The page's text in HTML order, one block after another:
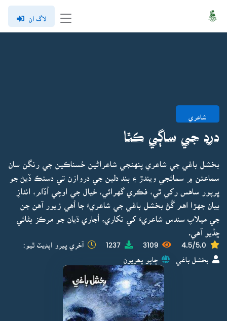
لاگ ان
شاعري
درد جي ساڳي ڪٿا
بخشل باغي جي شاعري پنهنجي شاعراڻين حُسناڪين جي رنگن سان
سماعتن ۾ سمائجي ويندڙ ۽ بند دلين جي دروازن تي دستڪ ڏيڻ جو
ڀرپور ساهس رکي ٿي، فڪري گهرائي، خيال جي اوچي اُڏام، اندازِ
بيان جهڙا اهم گُڻ بخشل باغي جي شاعريءَ جا اُهي زيور آهن جن
جي ميلاپ سندس شاعريءَ کي نکاري، اُجاري ڌيان جو مرڪز بڻائي
ڇڏيو آهي.
4.5/5.0
3109
1237 آخري ڀيرو اپڊيٽ ٿيو:
بخشل باغي ڇاپو پھريون